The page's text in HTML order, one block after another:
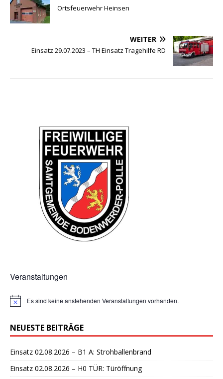
Ortsfeuerwehr Heinsen
WEITER
Einsatz 29.07.2023 – TH Einsatz Tragehilfe RD
Veranstaltungen
H
w
e
s
Es sind keine anstehenden Veranstaltungen vorhanden.
NEUESTE BEITRÄGE
Einsatz 02.08.2026 – B1 A: Strohballenbrand
Einsatz 02.08.2026 – H0 TÜR: Türöffnung